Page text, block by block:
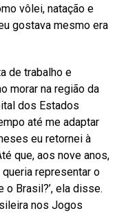
vôlei, natação e
gostava mesmo era
de trabalho e
morar na região da
dos Estados
até me adaptar
eu retornei à
que, aos nove anos,
representar o
o Brasil?’, ela disse.
nos Jogos